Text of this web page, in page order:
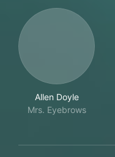
Allen Doyle
Mrs. Eyebrows